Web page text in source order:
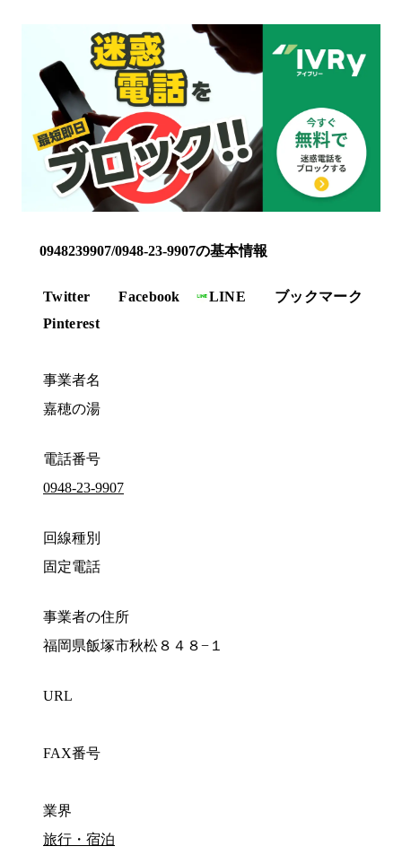
0948239907/0948-23-9907の基本情報
Twitter Facebook LINE
ブックマーク
Pinterest
事業者名
嘉穂の湯
電話番号
0948-23-9907
回線種別
固定電話
事業者の住所
福岡県飯塚市秋松８４８−１
URL
FAX番号
業界
旅行・宿泊